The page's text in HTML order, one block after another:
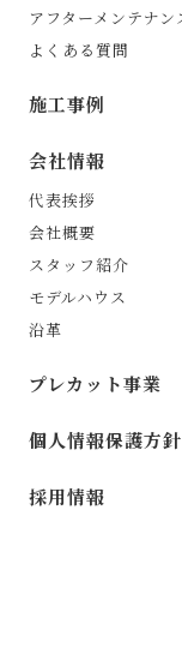
アフターメンテナン
よくある質問
施工事例
会社情報
代表挨拶
会社概要
スタッフ紹介
モデルハウス
沿革
プレカット事業
個人情報保護方針
採用情報